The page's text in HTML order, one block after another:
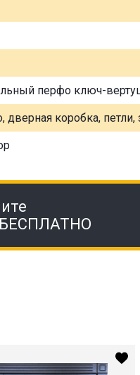
перфо ключ-
дверная коробка,